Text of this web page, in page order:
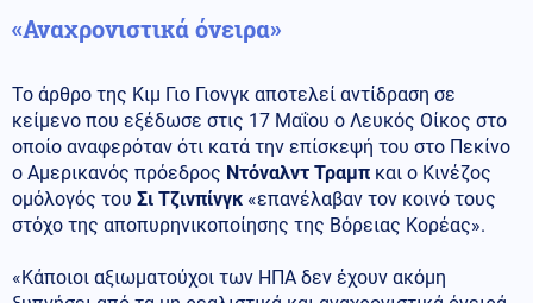
«Αναχρονιστικά όνειρα»
Το άρθρο της Κιμ Γιο Γιονγκ αποτελεί αντίδραση σε
κείμενο που εξέδωσε στις 17 Μαΐου ο Λευκός Οίκος στο
οποίο αναφερόταν ότι κατά την επίσκεψή του στο Πεκίνο
ο Αμερικανός πρόεδρος Ντόναλντ Τραμπ και ο Κινέζος
ομόλογός του Σι Τζινπίνγκ «επανέλαβαν τον κοινό τους
στόχο της αποπυρηνικοποίησης της Βόρειας Κορέας».
«Κάποιοι αξιωματούχοι των ΗΠΑ δεν έχουν ακόμη